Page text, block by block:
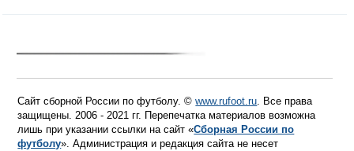
Сайт сборной России по футболу. ©www.rufoot.ru. Все права
защищены. 2006 - 2021 гг. Перепечатка материалов возможна
лишь при указании ссылки на сайт «Сборная России по
футболу». Администрация и редакция сайта не несет